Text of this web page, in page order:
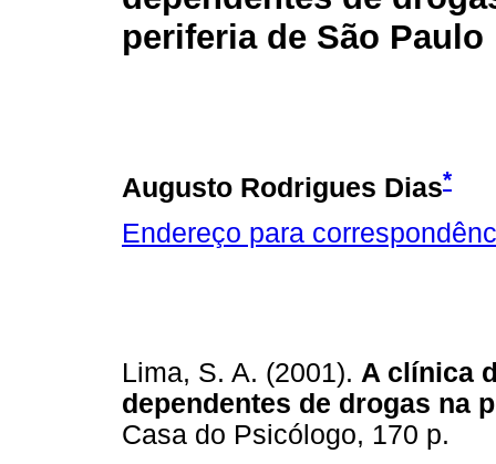
periferia de São Paulo
Augusto Rodrigues Dias*
Endereço para
Lima, S. A. (2001). A clínica
dependentes de drogas na
Casa do Psicólogo, 170 p.